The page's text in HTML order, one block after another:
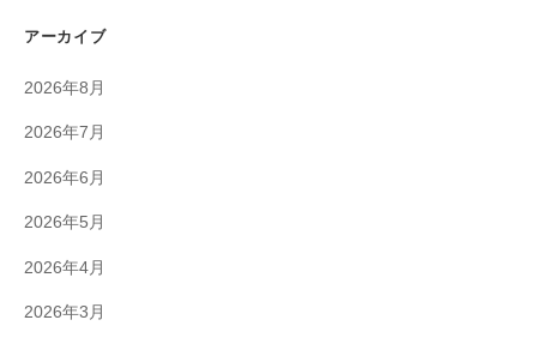
アーカイブ
2026年8月
2026年7月
2026年6月
2026年5月
2026年4月
2026年3月